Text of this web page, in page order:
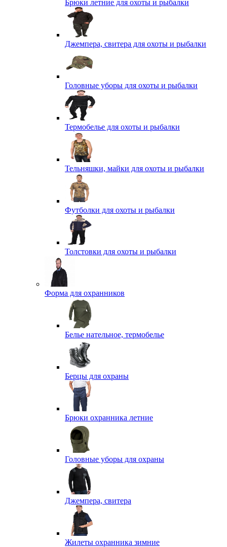
Брюки летние для охоты и рыбалки
Джемпера, свитера для охоты и рыбалки
Головные уборы для охоты и рыбалки
Термобелье для охоты и рыбалки
Тельняшки, майки для охоты и рыбалки
Футболки для охоты и рыбалки
Толстовки для охоты и рыбалки
Форма для охранников
Белье нательное, термобелье
Берцы для охраны
Брюки охранника летние
Головные уборы для охраны
Джемпера, свитера
Жилеты охранника зимние